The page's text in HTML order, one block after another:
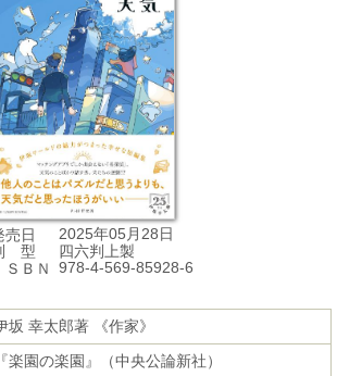
売日
2025年05月28日
型
四六判上製
ＳＢＮ
978-4-569-85928-6
坂 幸太郎著 《作家》
『楽園の楽園』（中央公論新社）